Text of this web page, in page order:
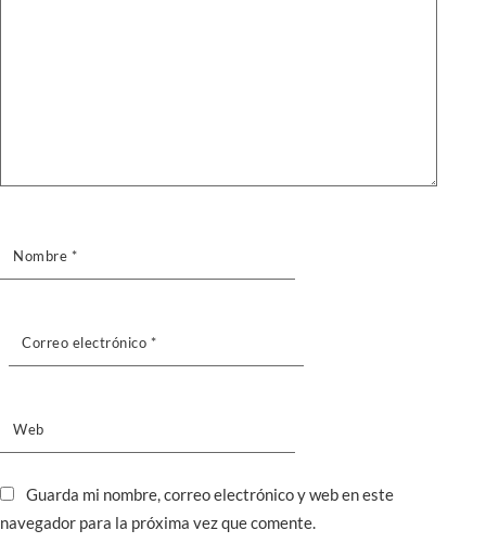
Nombre *
Correo electrónico *
Web
Guarda mi nombre, correo electrónico y web en este
navegador para la próxima vez que comente.